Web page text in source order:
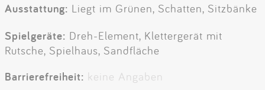
Ausstattung: Liegt im Grünen, Schatten, Sitzbänke
Spielgeräte: Dreh-Element, Klettergerät mit
Rutsche, Spielhaus, Sandfläche
Barrierefreiheit: keine Angaben